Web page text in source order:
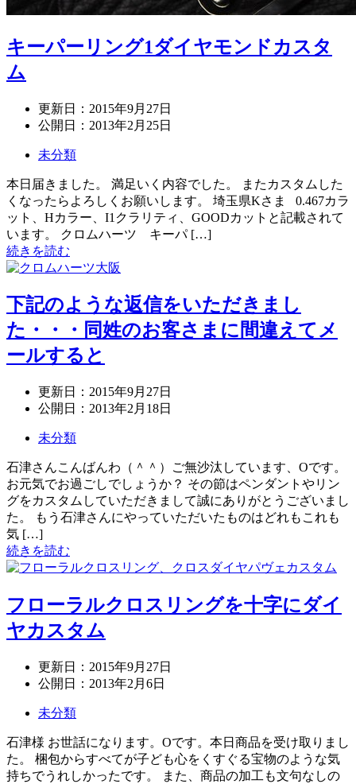
キーパーリング1ダイヤモンドカスタ
ム
更新日： 2015年9月27日
公開日： 2013年2月25日
未分類
本日届きました。 満足いく内容でした。 またカスタムした
くなったらよろしくお願いします。 埼玉県Kさま 0.467カラ
ット、Hカラー、I1クラリティ、GOODカットと記載されて
います。 クロムハーツ キーパ […]
続きを読む
下記のような返信をいただきまし
た・・・同姓のお客さまに間違えてメ
ールすると
更新日： 2015年9月27日
公開日： 2013年2月18日
未分類
石津さんこんばんわ（＾＾）ご無沙汰しています、Oです。
お元気でお過ごしでしょうか？ その節はペンダントやリン
グをカスタムしていただきまして誠にありがとうございまし
た。 もう石津さんにやっていただいたものはどれもこれも
気 […]
続きを読む
フローラルクロスリングを十字にダイ
ヤカスタム
更新日： 2015年9月27日
公開日： 2013年2月6日
未分類
石津様 お世話になります。Oです。本日商品を受け取りまし
た。 梱包からすべてが子ども心をくすぐる宝物のような気
持ちでうれしかったです。 また、商品の加工も文句なしの